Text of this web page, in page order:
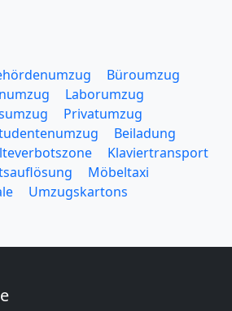
Büroumzug
Laborumzug
Privatumzug
Beiladung
Klaviertransport
Möbeltaxi
Umzugskartons